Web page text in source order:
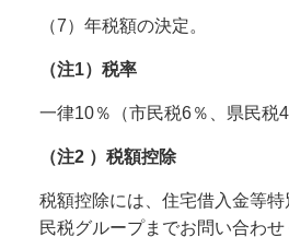
（7）年税額の決定。
（注1）税率
一律10％（市民税6％、県民
（注2 ）税額控除
税額控除には、住宅借入金等
民税グループまでお問い合わせ